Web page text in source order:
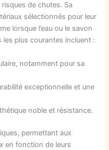
de chutes. Sa
sélectionnés pour leur
lorsque l’eau ou le savon
plus courantes incluent :
notamment pour sa
exceptionnelle et une
noble et résistance.
permettant aux
en fonction de leurs